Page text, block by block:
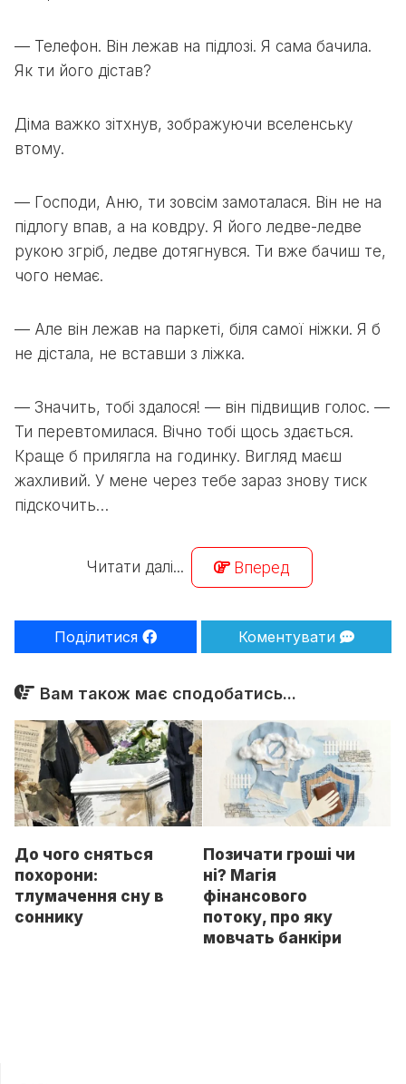
— Телефон. Він лежав на підлозі. Я сама бачила.
Як ти його дістав?
Діма важко зітхнув, зображуючи вселенську
втому.
— Господи, Аню, ти зовсім замоталася. Він не на
підлогу впав, а на ковдру. Я його ледве-ледве
рукою згріб, ледве дотягнувся. Ти вже бачиш те,
чого немає.
— Але він лежав на паркеті, біля самої ніжки. Я б
не дістала, не вставши з ліжка.
— Значить, тобі здалося! — він підвищив голос. —
Ти перевтомилася. Вічно тобі щось здається.
Краще б прилягла на годинку. Вигляд маєш
жахливий. У мене через тебе зараз знову тиск
підскочить…
Читати далі... Вперед
Поділитися Коментувати
Вам також має сподобатись...
До чого сняться
похорони:
тлумачення сну в
соннику
Позичати гроші чи
ні? Магія
фінансового
потоку, про яку
мовчать банкіри